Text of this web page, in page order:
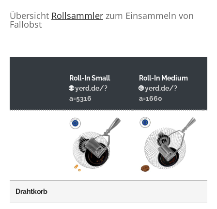
Übersicht Rollsammler zum Einsammeln von
Fallobst
Roll-In Small
🌐yerd.de/?
a=5316
Roll-In Medium
🌐yerd.de/?
a=1660
Drahtkorb